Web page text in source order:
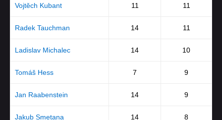
Vojtěch Kubant 11 11
Radek Tauchman 14 11
Ladislav Michalec 14 10
Tomáš Hess 7 9
Jan Raabenstein 14 9
Jakub Smetana 14 8